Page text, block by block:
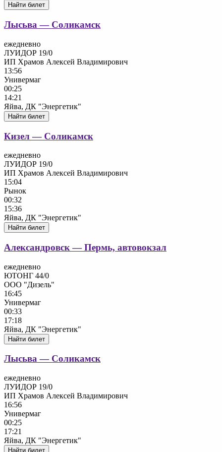
Найти билет
Лысьва — Соликамск
ежедневно
ЛУИДОР 19/0
ИП Храмов Алексей Владимирович
13:56
Универмаг
00:25
14:21
Яйва, ДК "Энергетик"
Найти билет
Кизел — Соликамск
ежедневно
ЛУИДОР 19/0
ИП Храмов Алексей Владимирович
15:04
Рынок
00:32
15:36
Яйва, ДК "Энергетик"
Найти билет
Александровск — Пермь, автовокзал
ежедневно
ЮТОНГ 44/0
ООО "Дизель"
16:45
Универмаг
00:33
17:18
Яйва, ДК "Энергетик"
Найти билет
Лысьва — Соликамск
ежедневно
ЛУИДОР 19/0
ИП Храмов Алексей Владимирович
16:56
Универмаг
00:25
17:21
Яйва, ДК "Энергетик"
Найти билет